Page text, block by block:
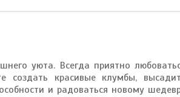
уюта. Всегда приятно
красивые клумбы,
и радоваться новому